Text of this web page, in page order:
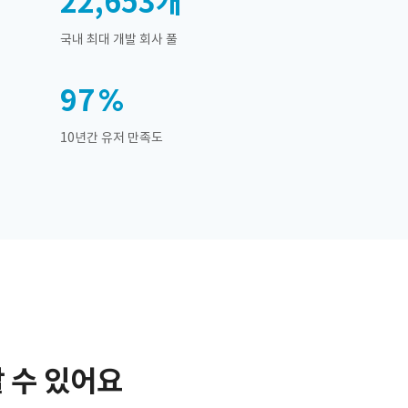
국내 최대 개발 회사 풀
97
10년간 유저 만족도
수 있어요